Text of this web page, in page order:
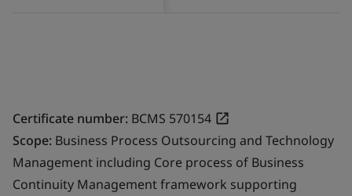
Certificate number: BCMS 570154
Scope: Business Process Outsourcing and Technology
Management including Core process of Business
Continuity Management framework supporting